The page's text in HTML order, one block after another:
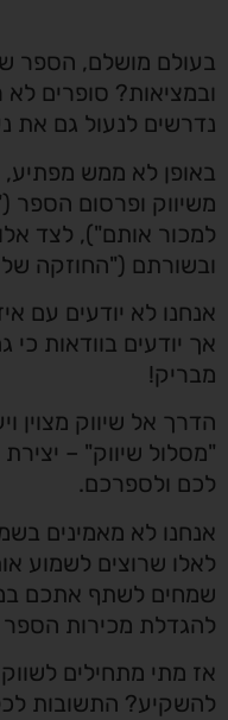
בעולם מושלם, הספר
ובמציאות? סופרים
נדרשים לנעול גם את
באופן לא ממש
משיווק ופרסום הספר
למכור אותם"), לצד
ובשורתם ("החוזקה
אנחנו לא יודעים עם
אך יודעים בוודאות כי
מבריק!
הדרך אל שיווק מצוין
"מסלול שיווק" –
לכם ולספרכם.
אנחנו לא מאמינים
לאלו שרוצים לשמוע
שמחים לשתף אתכם
להגדלת מכירות
אז מתי מתחילים
להשקיע? התשובות